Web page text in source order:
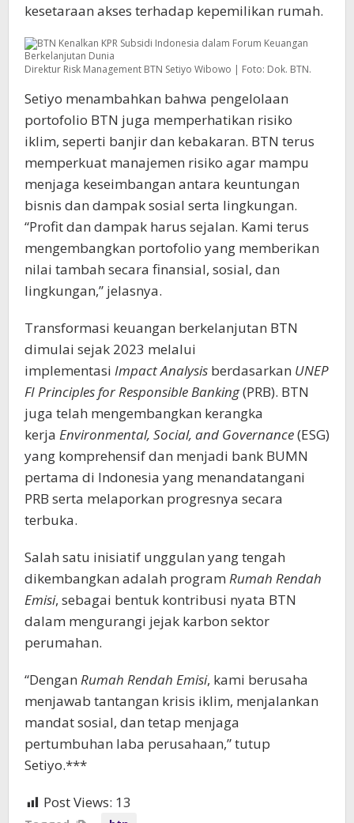
kesetaraan akses terhadap kepemilikan rumah.
Direktur Risk Management BTN Setiyo Wibowo | Foto: Dok. BTN.
Setiyo menambahkan bahwa pengelolaan
portofolio BTN juga memperhatikan risiko
iklim, seperti banjir dan kebakaran. BTN terus
memperkuat manajemen risiko agar mampu
menjaga keseimbangan antara keuntungan
bisnis dan dampak sosial serta lingkungan.
“Profit dan dampak harus sejalan. Kami terus
mengembangkan portofolio yang memberikan
nilai tambah secara finansial, sosial, dan
lingkungan,” jelasnya.
Transformasi keuangan berkelanjutan BTN
dimulai sejak 2023 melalui
implementasi Impact Analysis berdasarkan UNEP
FI Principles for Responsible Banking(PRB). BTN
juga telah mengembangkan kerangka
kerja Environmental, Social, and Governance(ESG)
yang komprehensif dan menjadi bank BUMN
pertama di Indonesia yang menandatangani
PRB serta melaporkan progresnya secara
terbuka.
Salah satu inisiatif unggulan yang tengah
dikembangkan adalah program Rumah Rendah
Emisi, sebagai bentuk kontribusi nyata BTN
dalam mengurangi jejak karbon sektor
perumahan.
“Dengan Rumah Rendah Emisi, kami berusaha
menjawab tantangan krisis iklim, menjalankan
mandat sosial, dan tetap menjaga
pertumbuhan laba perusahaan,” tutup
Setiyo.***
Post Views: 13